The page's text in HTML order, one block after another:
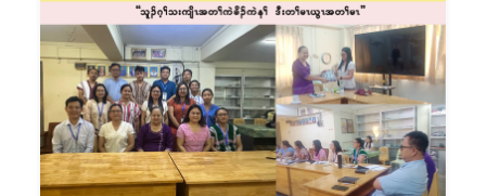
ဖှိၣ်ဒၢးန့ၣ်လီၤ. ၦၤကတိၤစံးဘျုး သရၣ်သိၣ်လိတၢ် မ့ၢ်ဝဲ
သရၣ်ဆၣ်ထူကီၢ် ဒီးတၢ်ထုကဖၣ်ဆၢဂ့ၤလၢ သရၣ်အဲၣ်
ဘျုးန့ၣ်လီၤ. ၦၤဟဲထီၣ်တၢ်မၤလိခဲလၢာ် အိၣ်ဝဲ
(၁၇)ဂၤန့ၣ်လီၤ.